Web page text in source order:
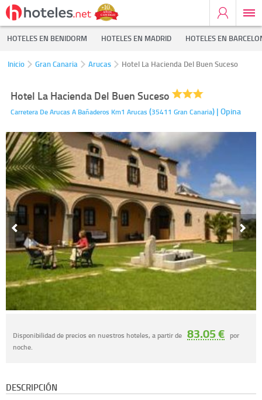
HOTELES EN BENIDORM HOTELES EN MADRID HOTELES EN
Inicio Gran Canaria Arucas Hotel La Hacienda Del Buen Suceso
Hotel La Hacienda Del Buen Suceso
Carretera De Arucas A Bañaderos Km1 Arucas (35411 Gran Canaria) | Opina
Disponibilidad de precios en nuestros hoteles, a partir de 83.05 € por
noche.
DESCRIPCIÓN